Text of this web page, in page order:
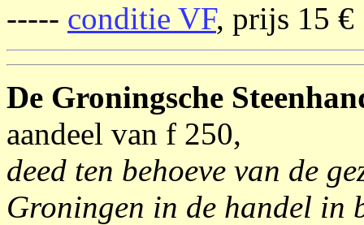
----- conditie VF, prijs 15 €
De Groningsche
aandeel van f 250,
deed ten behoeve van de
Groningen in de handel in